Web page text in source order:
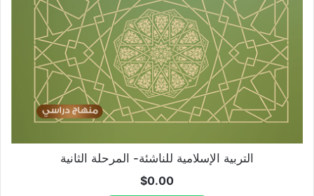
التربية الإسلامية للناشئة- المرحلة الثانية
$0.00